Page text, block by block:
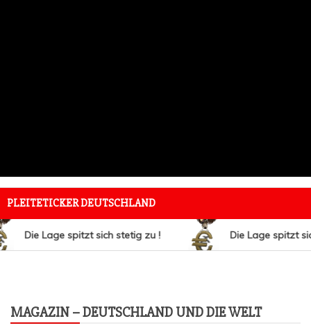
PLEITETICKER DEUTSCHLAND
Die Lage spitzt sich ste­tig zu ! Die Lage spitzt
MAGA­ZIN – DEUTSCH­LAND UND DIE WELT